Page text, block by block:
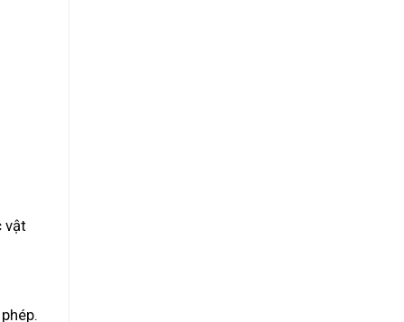
vật